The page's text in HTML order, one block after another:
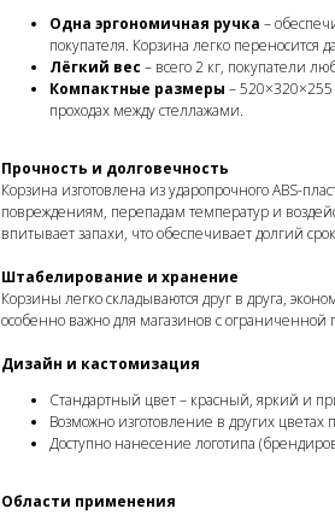
Одна эргономичная ручка –
покупателя. Корзина легко переносится
Лёгкий вес – всего 2 кг, покупатели
Компактные размеры –
проходах между стеллажами.
Прочность и долговечность
Корзина изготовлена из ударопрочного ABS-
повреждениям, перепадам температур и
впитывает запахи, что обеспечивает долгий
Штабелирование и хранение
Корзины легко складываются друг в друга,
особенно важно для магазинов с ограниченной
Дизайн и кастомизация
Стандартный цвет – красный, яркий и
Возможно изготовление в других цветах
Доступно нанесение логотипа
Области применения